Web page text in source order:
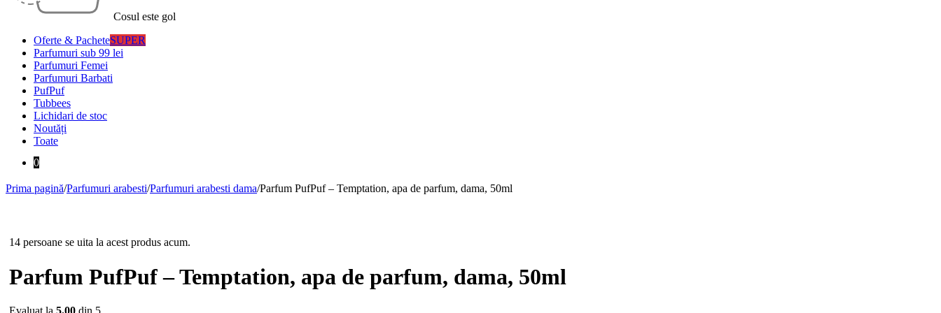
Cosul este gol
Oferte & PacheteSUPER
Parfumuri sub 99 lei
Parfumuri Femei
Parfumuri Barbati
PufPuf
Tubbees
Lichidari de stoc
Noutăți
Toate
0
Prima pagină/Parfumuri arabesti/Parfumuri arabesti dama/Parfum PufPuf – Temptation, apa de parfum, dama, 50ml
14 persoane se uita la acest produs acum.
Parfum PufPuf – Temptation, apa de parfum, dama, 50ml